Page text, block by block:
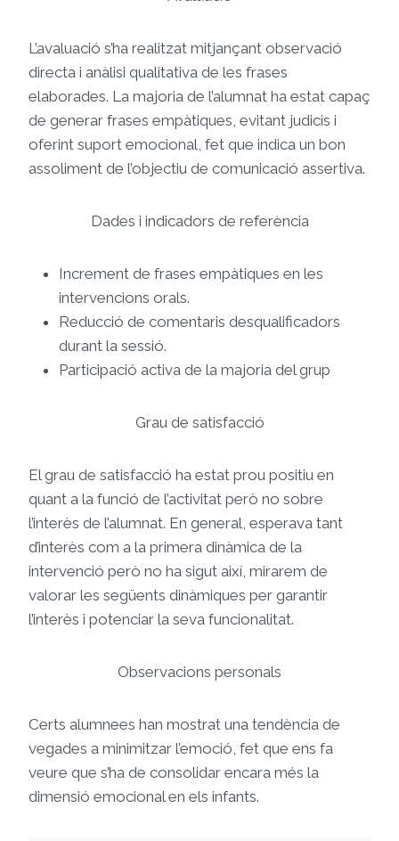
L’avaluació s’ha realitzat mitjançant observació
directa i anàlisi qualitativa de les frases
elaborades. La majoria de l’alumnat ha estat capaç
de generar frases empàtiques, evitant judicis i
oferint suport emocional, fet que indica un bon
assoliment de l’objectiu de comunicació assertiva.
Dades i indicadors de referència
Increment de frases empàtiques en les
intervencions orals.
Reducció de comentaris desqualificadors
durant la sessió.
Participació activa de la majoria del grup
Grau de satisfacció
El grau de satisfacció ha estat prou positiu en
quant a la funció de l’activitat però no sobre
l’interès de l’alumnat. En general, esperava tant
d’interès com a la primera dinàmica de la
intervenció però no ha sigut així, mirarem de
valorar les següents dinàmiques per garantir
l’interès i potenciar la seva funcionalitat.
Observacions personals
Certs alumnees han mostrat una tendència de
vegades a minimitzar l’emoció, fet que ens fa
veure que s’ha de consolidar encara més la
dimensió emocional en els infants.